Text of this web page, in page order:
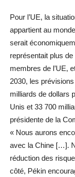
Pour l’UE, la
appartient au
serait
représentait plus
membres de l’UE,
2030, les
milliards de dollars
Unis et 33 700
présidente de la
« Nous aurons
avec la Chine […].
réduction des
côté, Pékin